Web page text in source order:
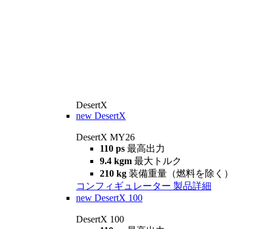
DesertX
new DesertX
DesertX MY26
110 ps 最高出力
9.4 kgm 最大トルク
210 kg 装備重量（燃料を除く）
コンフィギュレーター 製品詳細
new DesertX 100
DesertX 100